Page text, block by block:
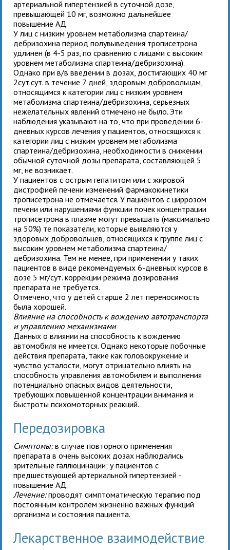
артериальной гипертензией в суточной дозе,
превышающей 10 мг, возможно дальнейшее
повышение АД.
У лиц с низким уровнем метаболизма спартеина/
дебризохина период полувыведения трописетрона
удлинен (в 4-5 раз, по сравнению с лицами с высоким
уровнем метаболизма спартеина/дебризохина).
Однако при в/в введениив дозах, достигающих 40 мг
2сут.сут. в течение 7 дней, здоровым добровольцам,
относящимся к категории лиц с низким уровнем
метаболизма спартеина/дебризохина, серьезных
нежелательных явлений отмечено не было. Эти
наблюдения указывают на то, что при проведении 6-
дневных курсов лечения у пациентов, относящихся к
категории лиц с низким уровнем метаболизма
спартеина/дебризохина, необходимости в снижении
обычной суточной дозы препарата, составляющей 5
мг, не возникает.
У пациентов с острым гепатитом или с жировой
дистрофией печени изменений фармакокинетики
трописетрона не отмечается. У пациентов с циррозом
печени или нарушениями функции почек концентрации
трописетрона в плазме могут превышать (максимально
на 50%) те показатели, которые выявляются у
здоровых добровольцев, относящихся к группе лиц с
высоким уровнем метаболизма спартеина/
дебризохина. Тем не менее, при примененииу таких
пациентов в виде рекомендуемых 6-дневных курсов в
дозе 5 мг/сут. коррекции режима дозирования
препарата не требуется.
Отмечено, что у детей старше 2 лет переносимость
была хорошей.
Влияние на способность к вождению автотранспорта
и управлению механизмами
Данных о влияниина способность к вождению
автомобиля не имеется. Однако некоторые побочные
действия препарата, такие как головокружение и
чувство усталости, могут отрицательно влиять на
способность управления автомобилем и выполнения
потенциально опасных видов деятельности,
требующих повышенной концентрации внимания и
быстроты психомоторных реакций.
Передозировка
Симптомы:в случае повторного применения
препарата в очень высоких дозах наблюдались
зрительные галлюцинации; у пациентов с
предшествующей артериальной гипертензией -
повышение АД.
Лечение:проводят симптоматическую терапию под
постоянным контролем жизненно важных функций
организма и состояния пациента.
Лекарственное взаимодействие